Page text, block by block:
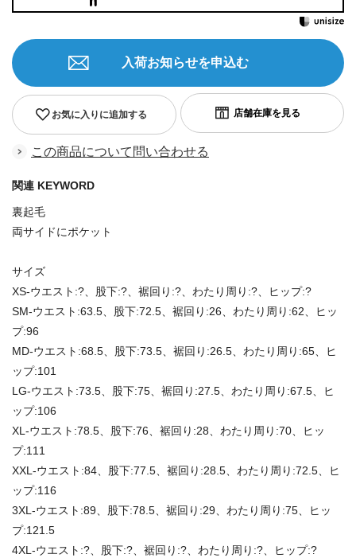
お気に入りに追加する
入荷お知らせを申込む
この商品について問い合わせる
関連 KEYWORD
裏起毛
両サイドにポケット
サイズ
XS-ウエスト:?、股下:?、裾回り:?、わたり周り:?、ヒップ:?
SM-ウエスト:63.5、股下:72.5、裾回り:26、わたり周り:62、ヒッ
プ:96
MD-ウエスト:68.5、股下:73.5、裾回り:26.5、わたり周り:65、ヒ
ップ:101
LG-ウエスト:73.5、股下:75、裾回り:27.5、わたり周り:67.5、ヒ
ップ:106
XL-ウエスト:78.5、股下:76、裾回り:28、わたり周り:70、ヒッ
プ:111
XXL-ウエスト:84、股下:77.5、裾回り:28.5、わたり周り:72.5、ヒ
ップ:116
3XL-ウエスト:89、股下:78.5、裾回り:29、わたり周り:75、ヒッ
プ:121.5
4XL-ウエスト:?、股下:?、裾回り:?、わたり周り:?、ヒップ:?